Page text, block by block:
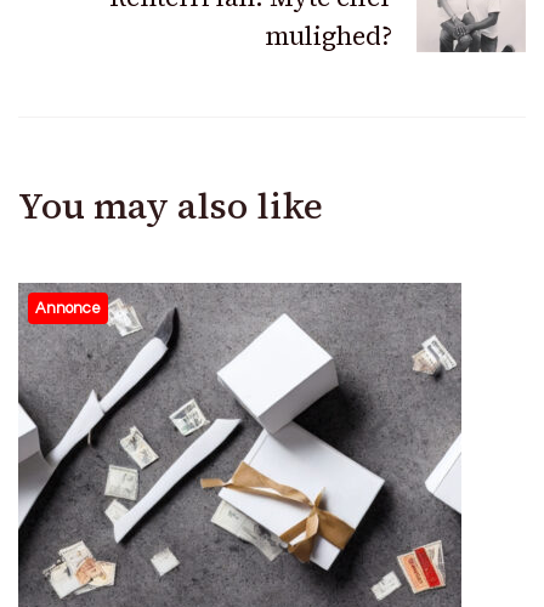
mulighed?
You may also like
Annonce